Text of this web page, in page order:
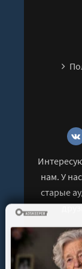
нам. У
старые
©